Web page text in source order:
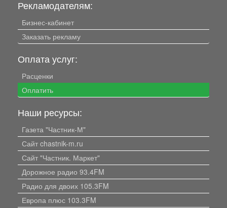
Рекламодателям:
Бизнес-кабинет
Заказать рекламу
Оплата услуг:
Расценки
Оплатить
Наши ресурсы:
Газета "Частник-М"
Сайт chastnik-m.ru
Сайт "Частник. Маркет"
Дорожное радио 93.4FM
Радио для двоих 105.3FM
Европа плюс 103.3FM